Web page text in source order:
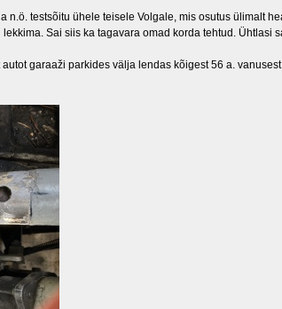
n.ö. testsõitu ühele teisele Volgale, mis osutus ülimalt
Sai siis ka tagavara omad korda tehtud. Ühtlasi
garaaži parkides välja lendas kõigest 56 a.